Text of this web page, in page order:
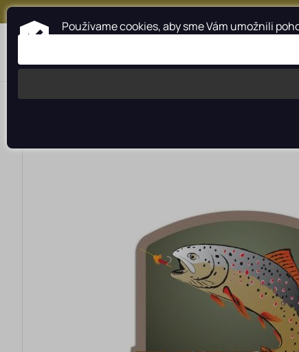
+421 917 159 547
> > >
Používame cookies, aby sme Vám umožnili